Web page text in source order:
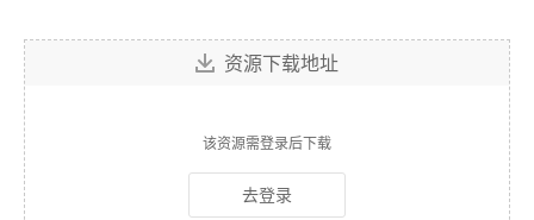
资源下载地址
该资源需登录后下载
去登录